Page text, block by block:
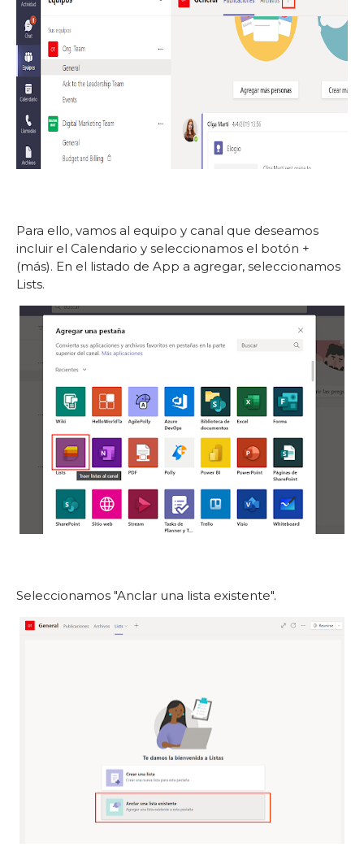
Para ello, vamos al equipo y canal que deseamos
incluir el Calendario y seleccionamos el botón +
(más). En el listado de App a agregar, seleccionamos
Lists.
Seleccionamos "Anclar una lista existente".